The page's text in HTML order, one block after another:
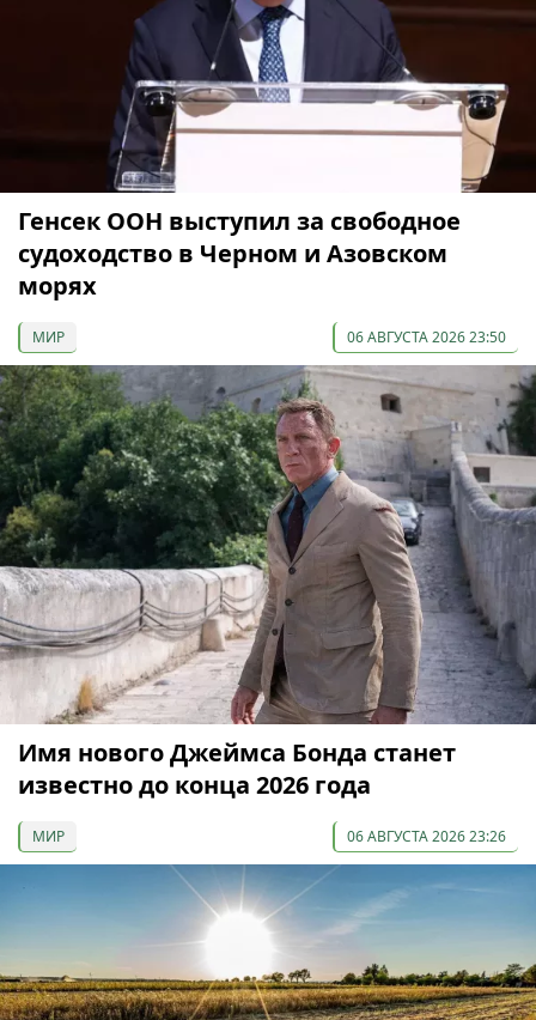
Генсек ООН выступил за свободное
судоходство в Черном и Азовском
морях
МИР 06 АВГУСТА 2026 23:50
Имя нового Джеймса Бонда станет
известно до конца 2026 года
МИР 06 АВГУСТА 2026 23:26